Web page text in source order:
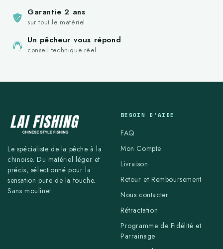
Garantie 2 ans
sur tout le matériel
Un pêcheur vous répond
conseil technique réel
Le spécialiste de la pêche à la
chinoise. Du matériel léger et
précis, sélectionné pour la
sensation pure de la touche.
Sans moulinet.
BESOIN D'AIDE
FAQ
Mon Compte
Livraison
Retour et Remboursement
Nous contacter
Rétractation
Programme de Fidélité et
Parrainage